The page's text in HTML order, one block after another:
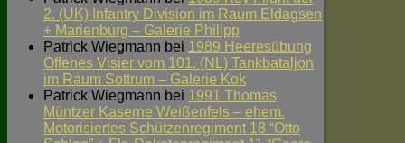
2. (UK) Infantry Division im Raum Eldagsen
+ Marienburg – Galerie Philipp
Patrick Wiegmann bei 1989 Heeresübung
Offenes Visier vom 101. (NL) Tankbataljon
im Raum Sottrum – Galerie Kok
Patrick Wiegmann bei 1991 Thomas
Müntzer Kaserne Weißenfels – ehem.
Motorisiertes Schützenregiment 18 “Otto